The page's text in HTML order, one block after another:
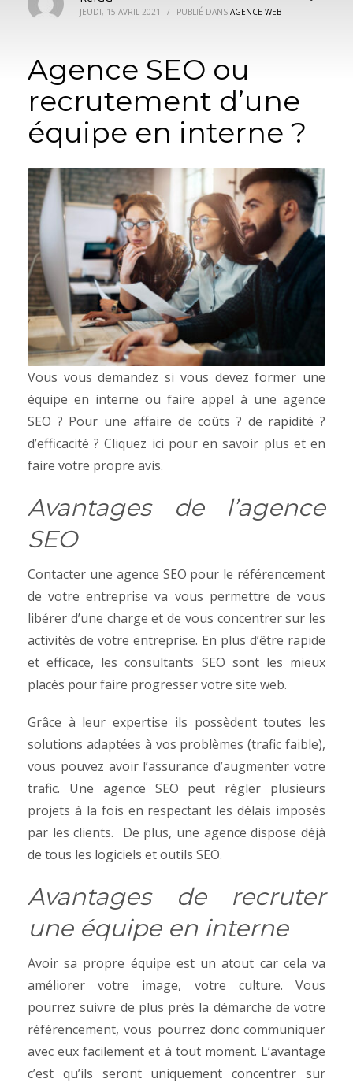
JEUDI, 15 AVRIL 2021 / PUBLIÉ DANS AGENCE WEB
Agence SEO ou
recrutement d’une
équipe en interne ?
Vous vous demandez si vous devez former une
équipe en interne ou faire appel à une agence
SEO ? Pour une affaire de coûts ? de rapidité ?
d’efficacité ? Cliquez ici pour en savoir plus et en
faire votre propre avis.
Avantages de l’agence
SEO
Contacter une agence SEO pour le référencement
de votre entreprise va vous permettre de vous
libérer d’une charge et de vous concentrer sur les
activités de votre entreprise. En plus d’être rapide
et efficace, les consultants SEO sont les mieux
placés pour faire progresser votre site web.
Grâce à leur expertise ils possèdent toutes les
solutions adaptées à vos problèmes (trafic faible),
vous pouvez avoir l’assurance d’augmenter votre
trafic. Une agence SEO peut régler plusieurs
projets à la fois en respectant les délais imposés
par les clients. De plus, une agence dispose déjà
de tous les logiciels et outils SEO.
Avantages de recruter
une équipe en interne
Avoir sa propre équipe est un atout car cela va
améliorer votre image, votre culture. Vous
pourrez suivre de plus près la démarche de votre
référencement, vous pourrez donc communiquer
avec eux facilement et à tout moment. L’avantage
c’est qu’ils seront uniquement concentrer sur